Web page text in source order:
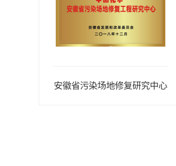
安徽省污染场地修复研究中心